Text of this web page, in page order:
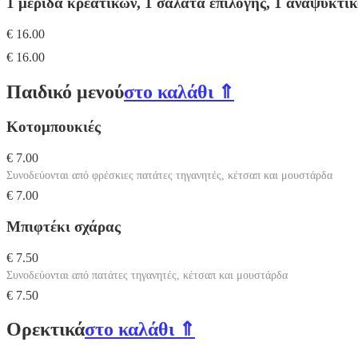
€ 16.00
€ 16.00
Παιδικό μενούστο καλάθι ⇑
Κοτομπουκιές
€ 7.00
Συνοδεύονται από φρέσκιες πατάτες τηγανητές, κέτσαπ και μουστάρδα
€ 7.00
Μπιφτέκι σχάρας
€ 7.50
Συνοδεύονται από πατάτες τηγανητές, κέτσαπ και μουστάρδα
€ 7.50
Ορεκτικάστο καλάθι ⇑